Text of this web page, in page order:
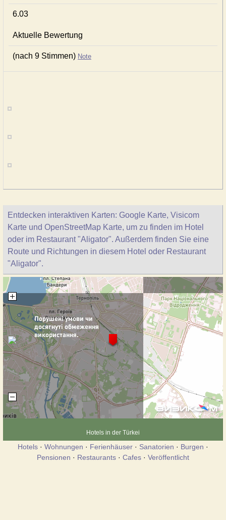
6.03
Aktuelle Bewertung
(nach 9 Stimmen) Note
Entdecken interaktiven Karten: Google Karte, Visicom
Karte und OpenStreetMap Karte, um zu finden im Hotel
oder im Restaurant "Aligator". Außerdem finden Sie eine
Route und Richtungen in diesem Hotel oder Restaurant
"Aligator".
Hotels in der Türkei
Hotels · Wohnungen · Ferienhäuser · Sanatorien · Burgen ·
Pensionen · Restaurants · Cafes · Veröffentlicht